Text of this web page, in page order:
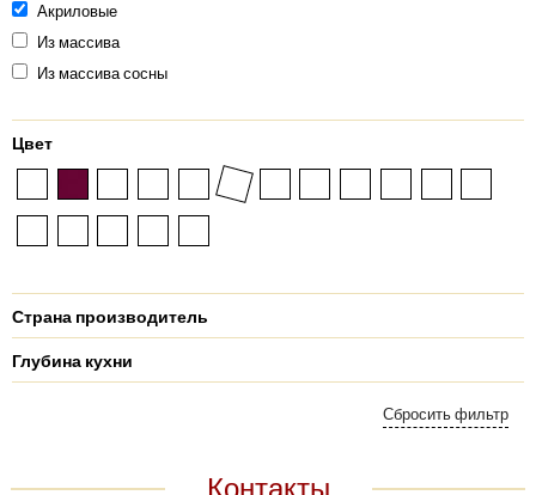
Акриловые
Из массива
Из массива сосны
Цвет
Страна производитель
Глубина кухни
Контакты